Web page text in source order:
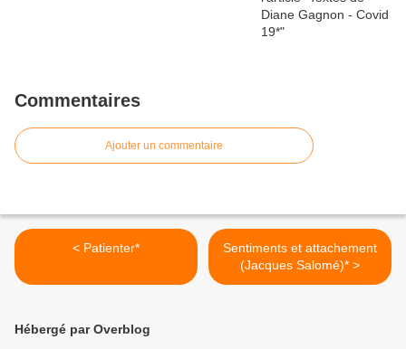
Commentaires
Ajouter un commentaire
< Patienter*
Sentiments et attachement
(Jacques Salomé)* >
Hébergé par Overblog